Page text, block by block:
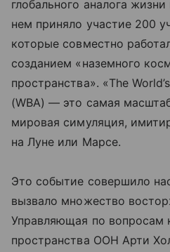
глобального аналога
нем приняло участие 200
которые совместно
созданием «наземного
пространства». «The
(WBA) — это самая
мировая симуляция,
на Луне или Марсе.
Это событие совершило
вызвало множество
Управляющая по вопросам
пространства ООН Арти